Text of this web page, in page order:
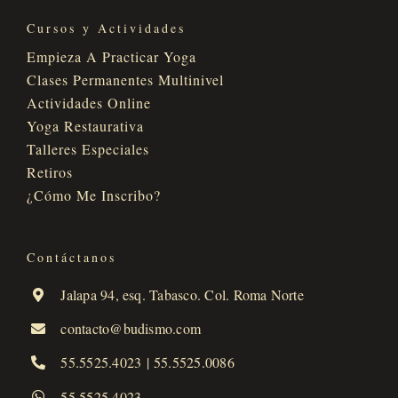
Cursos y Actividades
Empieza A Practicar Yoga
Clases Permanentes Multinivel
Actividades Online
Yoga Restaurativa
Talleres Especiales
Retiros
¿Cómo Me Inscribo?
Contáctanos
Jalapa 94, esq. Tabasco. Col. Roma Norte
contacto@budismo.com
55.5525.4023 | 55.5525.0086